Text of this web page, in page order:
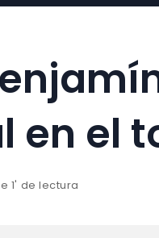
en el
1' de lectura